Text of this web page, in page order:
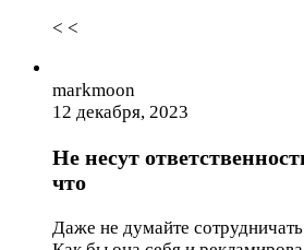
< <
markmoon
12 декабря, 2023
Не несут
что
Даже не думайте